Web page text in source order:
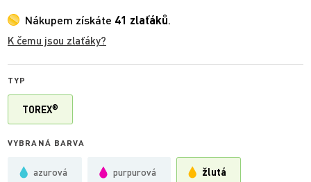
Nákupem získáte 41 zlaťáků.
K čemu jsou zlaťáky?
TYP
TOREX®
VYBRANÁ BARVA
azurová purpurová žlutá